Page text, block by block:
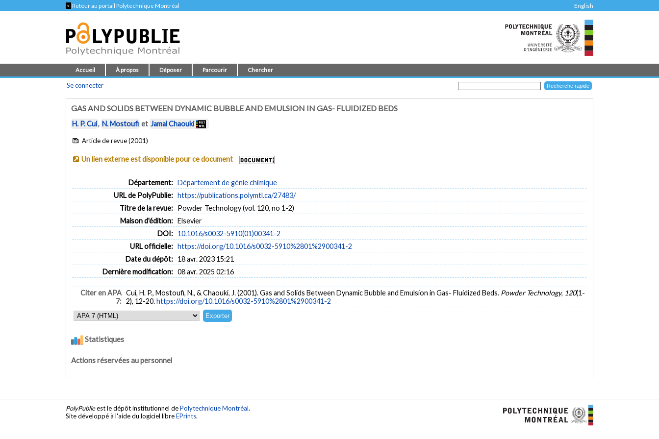
< Retour au portail Polytechnique Montréal English
Accueil À propos Déposer Parcourir Chercher
Se connecter
GAS AND SOLIDS BETWEEN DYNAMIC BUBBLE AND EMULSION IN GAS- FLUIDIZED BEDS
H. P. Cui, N. Mostoufi et Jamal Chaouki
Article de revue (2001)
Un lien externe est disponible pour ce document
Département: Département de génie chimique
URL de PolyPublie: https://publications.polymtl.ca/27483/
Titre de la revue: Powder Technology (vol. 120, no 1-2)
Maison d'édition: Elsevier
DOI: 10.1016/s0032-5910(01)00341-2
URL officielle: https://doi.org/10.1016/s0032-5910%2801%2900341-2
Date du dépôt: 18 avr. 2023 15:21
Dernière modification: 08 avr. 2025 02:16
Citer en APA
7:
Cui, H. P., Mostoufi, N., & Chaouki, J. (2001). Gas and Solids Between Dynamic Bubble and Emulsion in Gas- Fluidized Beds. Powder Technology, 120(1-
2), 12-20.https://doi.org/10.1016/s0032-5910%2801%2900341-2
Statistiques
Actions réservées au personnel
PolyPublieest le dépôt institutionnel dePolytechnique Montréal.
Site développé à l'aide du logiciel libreEPrints.